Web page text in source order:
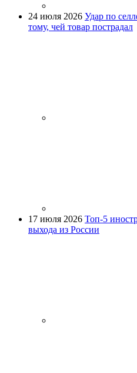
24 июля 2026 Удар по
тому, чей товар пострадал
17 июля 2026 Топ-5
выхода из России